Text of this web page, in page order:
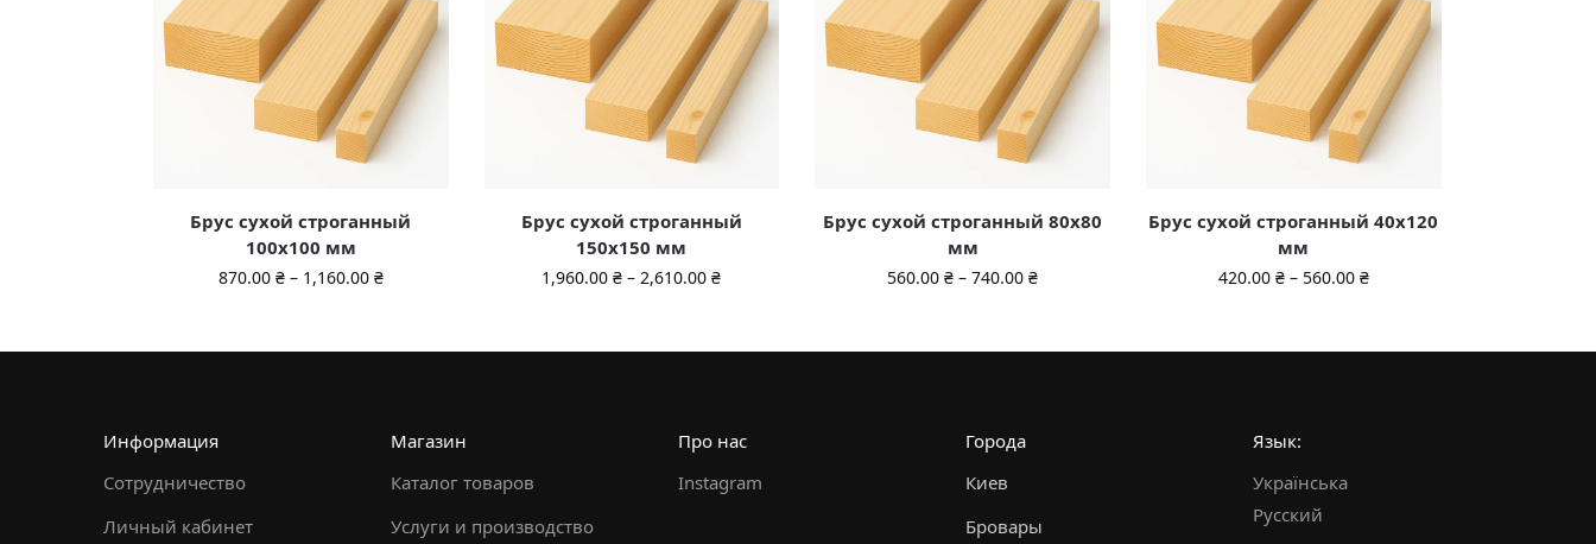
Брус сухой строганный
100х100 мм
870.00 ₴ – 1,160.00 ₴
Брус сухой строганный
150х150 мм
1,960.00₴ – 2,610.00₴
Брус сухой строганный 80х80
мм
560.00₴ – 740.00₴
Брус сухой строганный 40х120
мм
420.00 ₴ – 560.00 ₴
Информация
Сотрудничество
Личный кабинет
Магазин
Каталог товаров
Услуги и производство
Про нас
Instagram
Города
Киев
Бровары
Язык:
Українська
Русский